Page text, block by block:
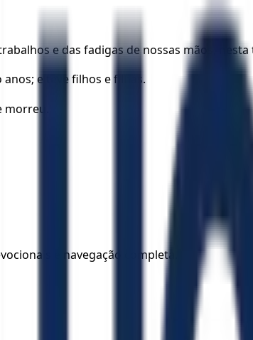
e das fadigas de nossas mãos,
e teve filhos e filhas.
e navegação completa.